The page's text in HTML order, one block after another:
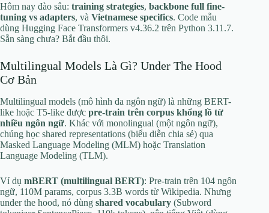
Hôm nay đào sâu: training strategies, backbone full fine-
tuning vs adapters, và Vietnamese specifics. Code mẫu
dùng Hugging Face Transformers v4.36.2 trên Python 3.11.7.
Sẵn sàng chưa? Bắt đầu thôi.
Multilingual Models Là Gì? Under The Hood
Cơ Bản
Multilingual models (mô hình đa ngôn ngữ) là những BERT-
like hoặc T5-like được pre-train trên corpus khổng lồ từ
nhiều ngôn ngữ. Khác với monolingual (một ngôn ngữ),
chúng học shared representations (biểu diễn chia sẻ) qua
Masked Language Modeling (MLM) hoặc Translation
Language Modeling (TLM).
Ví dụ mBERT (multilingual BERT): Pre-train trên 104 ngôn
ngữ, 110M params, corpus 3.3B words từ Wikipedia. Nhưng
under the hood, nó dùng shared vocabulary (Subword